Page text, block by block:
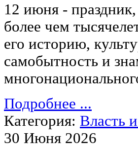
12 июня -
более чем
его историю,
самобытность и
Подробнее ...
Категория: Власть
30 Июня 2026